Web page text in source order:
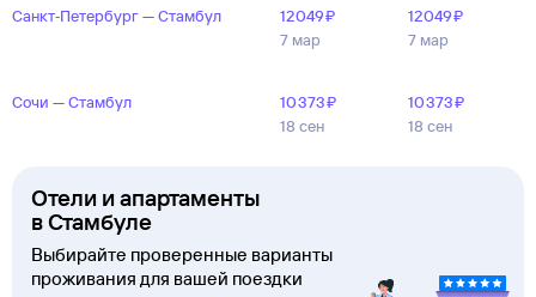
Санкт‑Петербург — Стамбул
12 ⁠049 ⁠₽
7 мар
12 ⁠049 ⁠₽
7 мар
Сочи — Стамбул
10 ⁠373 ⁠₽
18 сен
10 ⁠373 ⁠₽
18 сен
Отели и апартаменты
в Стамбуле
Выбирайте проверенные варианты
проживания для вашей поездки